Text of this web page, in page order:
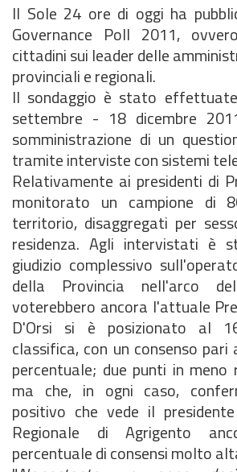
Il Sole 24 ore di oggi ha
Governance Poll 2011,
cittadini sui leader delle
provinciali e regionali.
Il sondaggio è stato
settembre - 18 dicembre
somministrazione di un
tramite interviste con sistemi
Relativamente ai presidenti di
monitorato un campione di
territorio, disaggregati per
residenza. Agli intervistati è
giudizio complessivo
della Provincia nell'arco
voterebbero ancora l'attuale
D'Orsi si è posizionato al
classifica, con un consenso
percentuale; due punti in
ma che, in ogni caso,
positivo che vede il
Regionale di Agrigento
percentuale di consensi molto